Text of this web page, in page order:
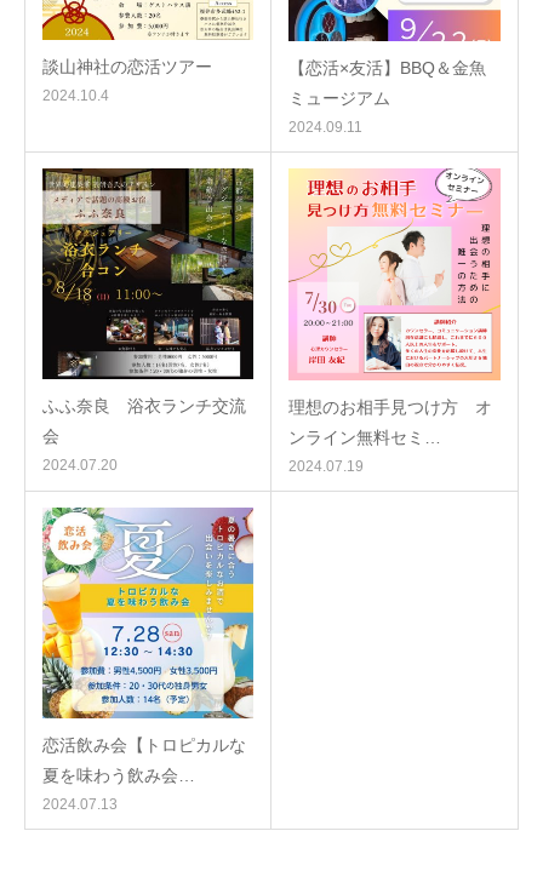
談山神社の恋活ツアー
2024.10.4
【恋活×友活】BBQ＆金魚
ミュージアム
2024.09.11
ふふ奈良 浴衣ランチ交流
会
2024.07.20
理想のお相手見つけ方 オ
ンライン無料セミ…
2024.07.19
恋活飲み会【トロピカルな
夏を味わう飲み会…
2024.07.13